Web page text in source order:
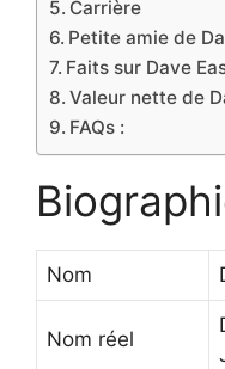
Carrière
Petite amie de
Faits sur Dave
Valeur nette de
FAQs :
Nom
Nom réel